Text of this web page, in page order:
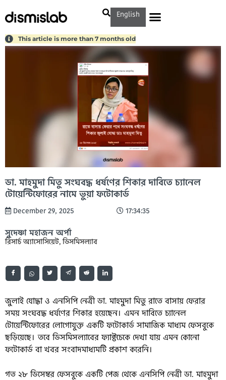
English
This article is more than 7 months old
ডা. মাহমুদা মিতু সংঘবদ্ধ ধর্ষণের শিকার দাবিতে চ্যানেল
টোয়েন্টিফোরের নামে ভুয়া ফটোকার্ড
December 29, 2025 17:34:35
সুদেষ্ণা মহাজন অর্পা
রিসার্চ অ্যাসোসিয়েট, ডিসমিসল্যাব
জুলাই যোদ্ধা ও এনসিপি নেত্রী ডা. মাহমুদা মিতু রাতে বাসায় ফেরার
সময় সংঘবদ্ধ ধর্ষণের শিকার হয়েছেন। এমন দাবিতে চ্যানেল
টোয়েন্টিফোরের লোগোযুক্ত একটি ফটোকার্ড সামাজিক মাধ্যম ফেসবুকে
ছড়িয়েছে। তবে ডিসমিসল্যাবের ফ্যাক্টচেকে দেখা যায় এমন কোনো
ফটোকার্ড বা খবর সংবাদমাধ্যমটি প্রকাশ করেনি।
গত ২৮ ডিসেম্বর ফেসবুকে একটি পেজ থেকে এনসিপি নেত্রী ডা. মাহমুদা